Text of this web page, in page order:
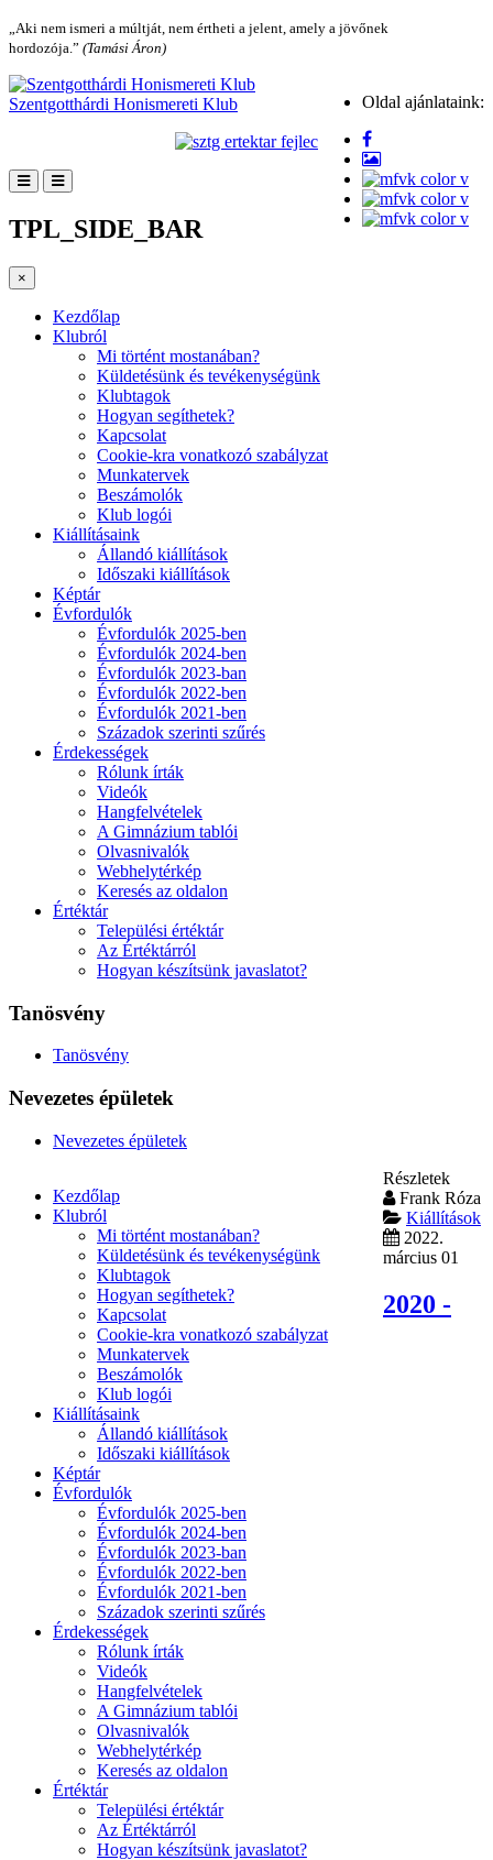
„Aki nem ismeri a múltját, nem értheti a jelent, amely a jövőnek
hordozója.” (Tamási Áron)
Oldal ajánlataink:
Szentgotthárdi Honismereti Klub
TPL_SIDE_BAR
×
Kezdőlap
Klubról
Mi történt mostanában?
Küldetésünk és tevékenységünk
Klubtagok
Hogyan segíthetek?
Kapcsolat
Cookie-kra vonatkozó szabályzat
Munkatervek
Beszámolók
Klub logói
Kiállításaink
Állandó kiállítások
Időszaki kiállítások
Képtár
Évfordulók
Évfordulók 2025-ben
Évfordulók 2024-ben
Évfordulók 2023-ban
Évfordulók 2022-ben
Évfordulók 2021-ben
Századok szerinti szűrés
Érdekességek
Rólunk írták
Videók
Hangfelvételek
A Gimnázium tablói
Olvasnivalók
Webhelytérkép
Keresés az oldalon
Értéktár
Települési értéktár
Az Értéktárról
Hogyan készítsünk javaslatot?
Tanösvény
Tanösvény
Nevezetes épületek
Nevezetes épületek
Kezdőlap
Klubról
Mi történt mostanában?
Küldetésünk és tevékenységünk
Klubtagok
Hogyan segíthetek?
Kapcsolat
Cookie-kra vonatkozó szabályzat
Munkatervek
Beszámolók
Klub logói
Kiállításaink
Állandó kiállítások
Időszaki kiállítások
Képtár
Évfordulók
Évfordulók 2025-ben
Évfordulók 2024-ben
Évfordulók 2023-ban
Évfordulók 2022-ben
Évfordulók 2021-ben
Századok szerinti szűrés
Érdekességek
Rólunk írták
Videók
Hangfelvételek
A Gimnázium tablói
Olvasnivalók
Webhelytérkép
Keresés az oldalon
Értéktár
Települési értéktár
Az Értéktárról
Hogyan készítsünk javaslatot?
Részletek
Frank Róza
Kiállítások
2022.
március 01
2020 -